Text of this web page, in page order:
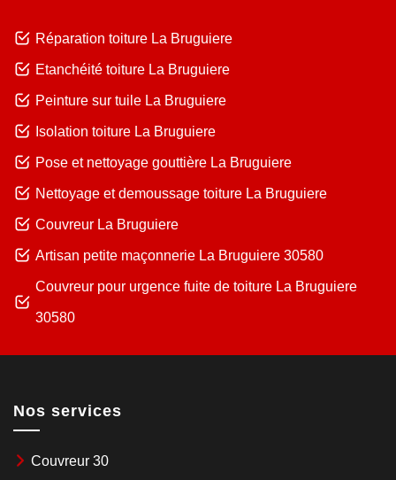
Réparation toiture La Bruguiere
Etanchéité toiture La Bruguiere
Peinture sur tuile La Bruguiere
Isolation toiture La Bruguiere
Pose et nettoyage gouttière La Bruguiere
Nettoyage et demoussage toiture La Bruguiere
Couvreur La Bruguiere
Artisan petite maçonnerie La Bruguiere 30580
Couvreur pour urgence fuite de toiture La Bruguiere
30580
Nos services
Couvreur 30